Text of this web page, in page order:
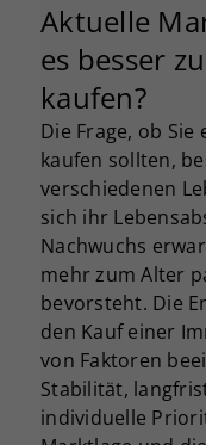
Aktuelle
es besser
kaufen?
Die Frage, ob
kaufen sollten,
verschiedenen
sich ihr
Nachwuchs
mehr zum Alter
bevorsteht. Die
den Kauf einer
von Faktoren
Stabilität,
individuelle